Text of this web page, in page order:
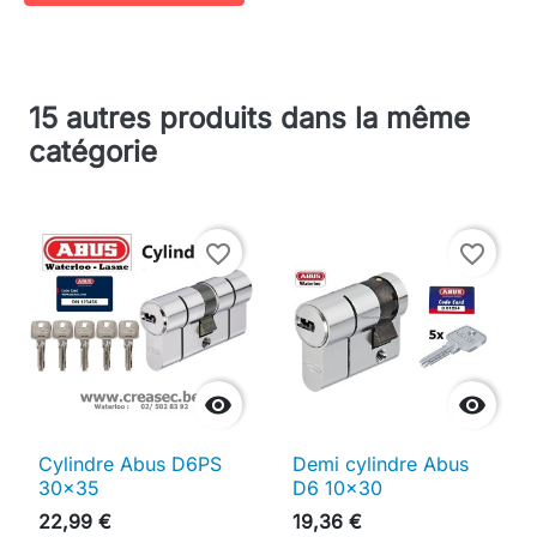
15 autres produits dans la même
catégorie

favorite_border
Cylindre Abus D6PS
30x35
22,99 €

favorite_border
Demi cylindre Abus
D6 10x30
19,36 €